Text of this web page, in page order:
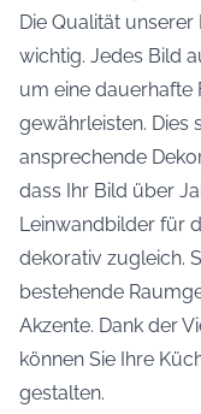
Die Qualität
wichtig. Jedes Bild
um eine dauerhafte
gewährleisten. Dies
ansprechende
dass Ihr Bild über
Leinwandbilder für
dekorativ zugleich.
bestehende
Akzente. Dank der
können Sie Ihre
gestalten.